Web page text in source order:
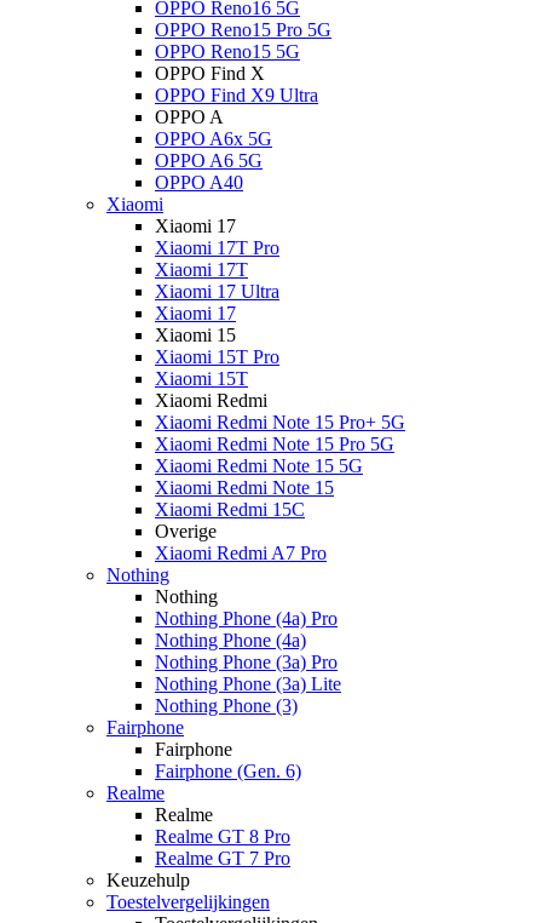
OPPO Reno16 5G
OPPO Reno15 Pro 5G
OPPO Reno15 5G
OPPO Find X
OPPO Find X9 Ultra
OPPO A
OPPO A6x 5G
OPPO A6 5G
OPPO A40
Xiaomi
Xiaomi 17
Xiaomi 17T Pro
Xiaomi 17T
Xiaomi 17 Ultra
Xiaomi 17
Xiaomi 15
Xiaomi 15T Pro
Xiaomi 15T
Xiaomi Redmi
Xiaomi Redmi Note 15 Pro+ 5G
Xiaomi Redmi Note 15 Pro 5G
Xiaomi Redmi Note 15 5G
Xiaomi Redmi Note 15
Xiaomi Redmi 15C
Overige
Xiaomi Redmi A7 Pro
Nothing
Nothing
Nothing Phone (4a) Pro
Nothing Phone (4a)
Nothing Phone (3a) Pro
Nothing Phone (3a) Lite
Nothing Phone (3)
Fairphone
Fairphone
Fairphone (Gen. 6)
Realme
Realme
Realme GT 8 Pro
Realme GT 7 Pro
Keuzehulp
Toestelvergelijkingen